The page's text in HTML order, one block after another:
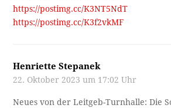
https://postimg.cc/K3NT5NdT
https://postimg.cc/K3f2vkMF
Henriette Stepanek
22. Oktober 2023 um 17:02 Uhr
Neues von der Leitgeb-Turnhalle: Die